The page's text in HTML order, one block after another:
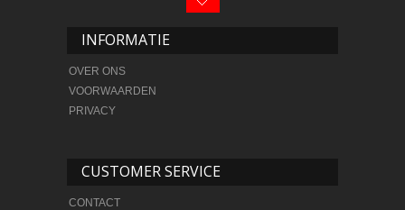
INFORMATIE
OVER ONS
VOORWAARDEN
PRIVACY
CUSTOMER SERVICE
CONTACT